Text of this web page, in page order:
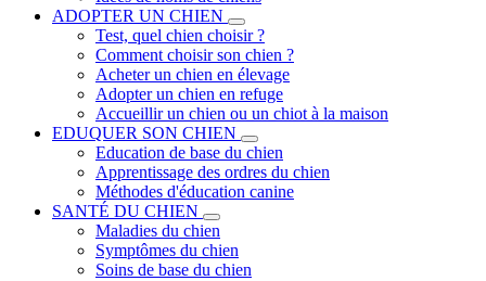
ADOPTER UN CHIEN
Test, quel chien choisir ?
Comment choisir son chien ?
Acheter un chien en élevage
Adopter un chien en refuge
Accueillir un chien ou un chiot à la maison
EDUQUER SON CHIEN
Education de base du chien
Apprentissage des ordres du chien
Méthodes d'éducation canine
SANTÉ DU CHIEN
Maladies du chien
Symptômes du chien
Soins de base du chien